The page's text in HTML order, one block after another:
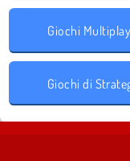
Giochi
Giochi di